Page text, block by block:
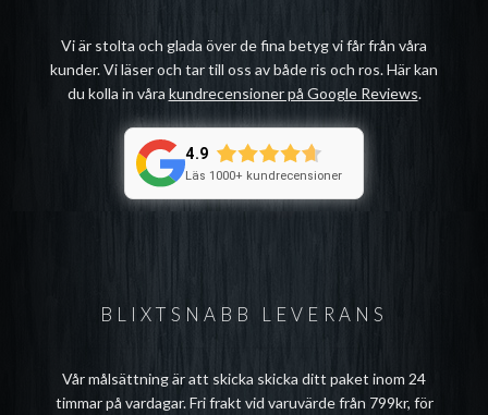
BLIXTSNABB LEVERANS
Vår målsättning är att skicka skicka ditt paket inom 24
timmar på vardagar. Fri frakt vid varuvärde från 799kr, för
Vi är stolta och glada över de fina betyg vi får från våra
kunder. Vi läser och tar till oss av både ris och ros. Här kan
du kolla in våra kundrecensioner på Google Reviews.
4.9
Läs 1000+ kundrecensioner